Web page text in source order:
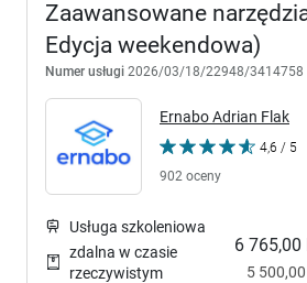
Zaawansowane
Edycja weekendowa)
Numer usługi 2026/03/18/22948/3414758
Ernabo Adrian Flak
4,6 / 5
902 oceny
6 765,00
5
Usługa szkoleniowa
zdalna w czasie
rzeczywistym